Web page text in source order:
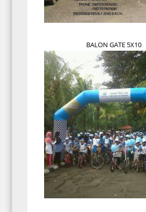
BALON GATE 5X10